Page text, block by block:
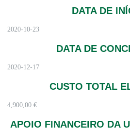
DATA DE
2020-10-23
DATA DE
2020-12-17
CUSTO TOTAL
4,900,00 €
APOIO FINANCEIRO DA